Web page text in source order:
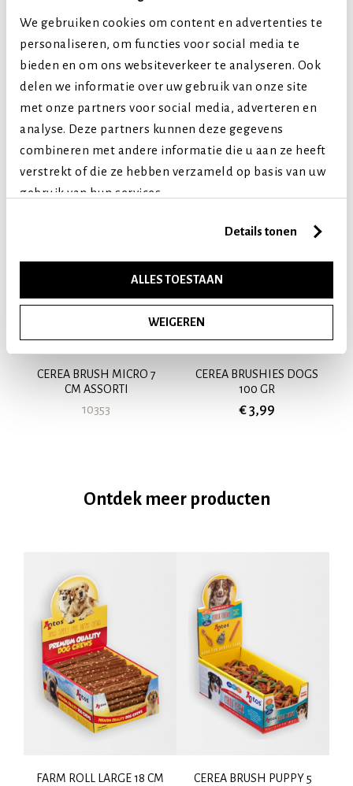
We gebruiken cookies om content en advertenties te
personaliseren, om functies voor social media te
bieden en om ons websiteverkeer te analyseren. Ook
delen we informatie over uw gebruik van onze site
met onze partners voor social media, adverteren en
analyse. Deze partners kunnen deze gegevens
combineren met andere informatie die u aan ze heeft
verstrekt of die ze hebben verzameld op basis van uw
gebruik van hun services.
Details tonen
ALLES TOESTAAN
WEIGEREN
Volwassen (2-7 jaar)
Senior (8+ jaar)
Vergelijkbare producten
CEREA BRUSH MICRO 7
CM ASSORTI
10353
CEREA BRUSHIES DOGS
100 GR
€ 3,99
Ontdek meer producten
FARM ROLL LARGE 18 CM
CEREA BRUSH PUPPY 5